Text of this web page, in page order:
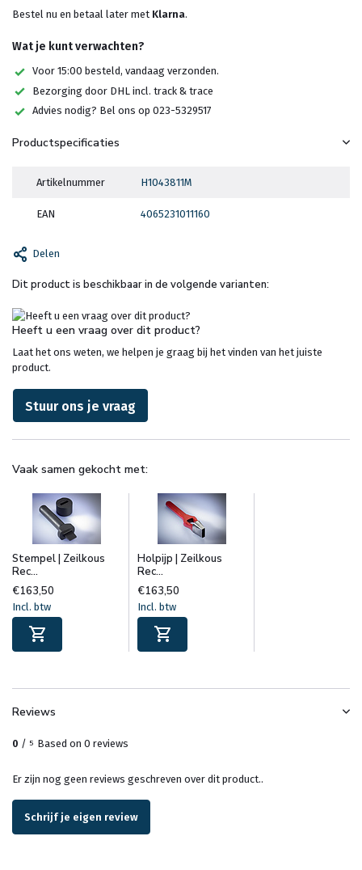
Bestel nu en betaal later met Klarna.
Wat je kunt verwachten?
Voor 15:00 besteld, vandaag verzonden.
Bezorging door DHL incl. track & trace
Advies nodig? Bel ons op 023-5329517
Productspecificaties
Artikelnummer H1043811M
EAN 4065231011160
Delen
Dit product is beschikbaar in de volgende varianten:
Heeft u een vraag over dit product?
Laat het ons weten, we helpen je graag bij het vinden van het juiste
product.
Stuur ons je vraag
Vaak samen gekocht met:
Stempel | Zeilkous
Rec...
€163,50
Incl. btw
Holpijp | Zeilkous
Rec...
€163,50
Incl. btw
Reviews
0 / 5 Based on 0 reviews
Er zijn nog geen reviews geschreven over dit product..
Schrijf je eigen review